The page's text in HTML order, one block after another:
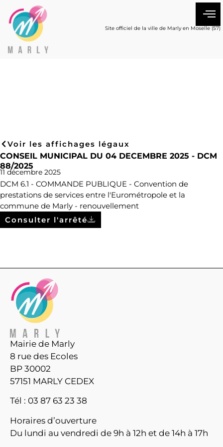
Site officiel de la ville de Marly en Moselle (57)
Voir les affichages légaux
CONSEIL MUNICIPAL DU 04 DECEMBRE 2025 - DCM
88/2025
11 décembre 2025
DCM 6.1 - COMMANDE PUBLIQUE - Convention de
prestations de services entre l'Eurométropole et la
commune de Marly - renouvellement
Consulter l'arrêté
Mairie de Marly
8 rue des Ecoles
BP 30002
57151 MARLY CEDEX
Tél : 03 87 63 23 38
Horaires d’ouverture
Du lundi au vendredi de 9h à 12h et de 14h à 17h